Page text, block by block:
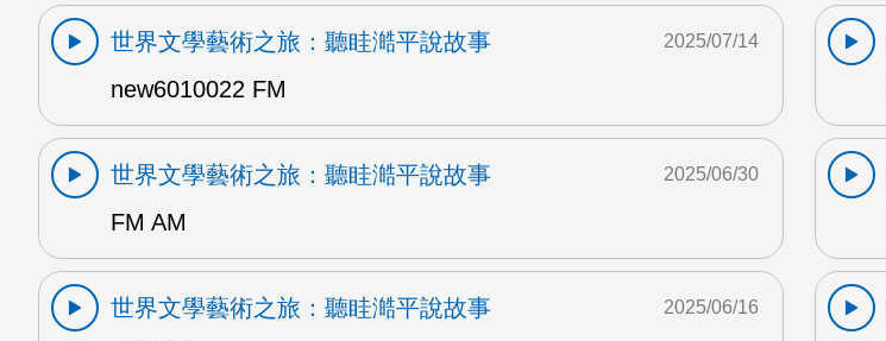
世界文學藝術之旅：聽眭澔平說故事
new6010022 FM
2025/07/14
世界文學藝術之旅：聽眭澔平說故事
FM AM
2025/06/30
世界文學藝術之旅：聽眭澔平說故事
2025/06/16